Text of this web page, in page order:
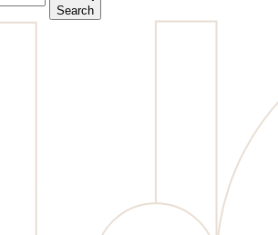
Search